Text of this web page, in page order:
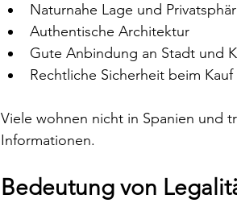
Naturnahe Lage und
Authentische Architektur
Gute Anbindung an Stadt und
Rechtliche Sicherheit beim Kauf
Viele wohnen nicht in Spanien und
Informationen.
Bedeutung von